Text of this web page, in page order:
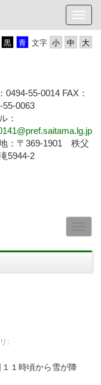
文字
0494-55-0014 FAX：
55-0063
：
：〒369-1901 秩父
5944-2
:
１時頃から雪が降